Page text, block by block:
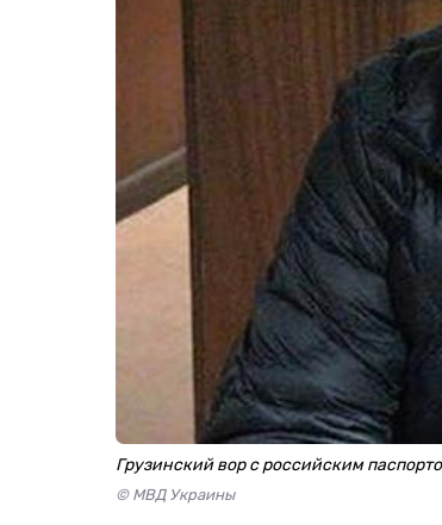
Грузинский вор с российским
© МВД Украины